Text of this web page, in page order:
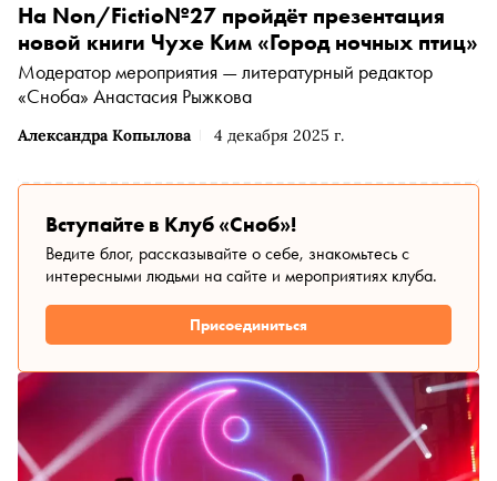
Александра Копылова 4 декабря 2025 г.
На Non/Fictio№27 пройдёт презентация
новой книги Чухе Ким «Город ночных птиц»
Модератор мероприятия — литературный редактор
«Сноба» Анастасия Рыжкова
Вступайте в Клуб «Сноб»!
Ведите блог, рассказывайте о себе, знакомьтесь с
интересными людьми на сайте и мероприятиях клуба.
Присоединиться